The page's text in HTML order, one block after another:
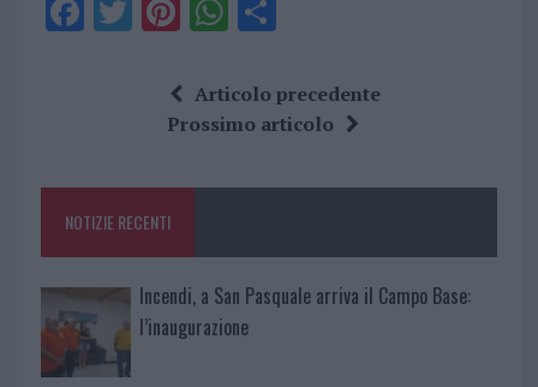
F
o
k
T Pi
te
re
W
at
s
p
S
a
re
Articolo precedente
Prossimo articolo
NOTIZIE RECENTI
Incendi, a San Pasquale arriva il Campo Base:
l’inaugurazione